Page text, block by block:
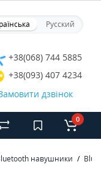
Русский
+38(068) 744 5885
+38(093) 407 4234
дзвінок
0
навушники